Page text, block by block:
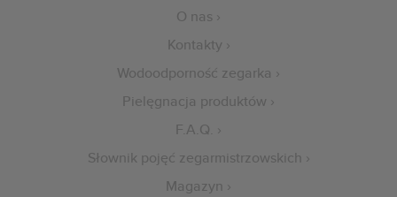
O nas
Kontakty
Wodoodporność zegarka
Pielęgnacja produktów
F.A.Q.
Słownik pojęć zegarmistrzowskich
Magazyn